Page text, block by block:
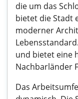
die um das
bietet die Stadt
moderner
und bietet eine
Nachbarländer
Das